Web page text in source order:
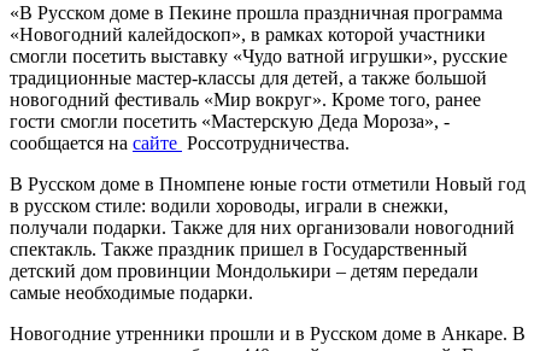
«В Русском доме в Пекине прошла праздничная программа
«Новогодний калейдоскоп», в рамках которой участники
смогли посетить выставку «Чудо ватной игрушки», русские
традиционные мастер-классы для детей, а также большой
новогодний фестиваль «Мир вокруг». Кроме того, ранее
гости смогли посетить «Мастерскую Деда Мороза», -
сообщается на сайте Россотрудничества.
В Русском доме в Пномпене юные гости отметили Новый год
в русском стиле: водили хороводы, играли в снежки,
получали подарки. Также для них организовали новогодний
спектакль. Также праздник пришел в Государственный
детский дом провинции Мондолькири – детям передали
самые необходимые подарки.
Новогодние утренники прошли и в Русском доме в Анкаре. В